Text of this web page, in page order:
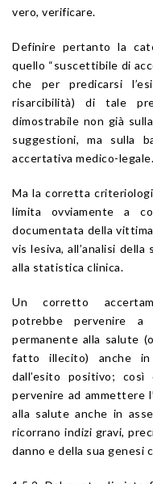
vero, verificare.
Definire pertanto la
quello “suscettibile di
che per predicarsi
risarcibilità) di tale
dimostrabile non già
suggestioni, ma sulla
accertativa medico-legale.
Ma la corretta
limita ovviamente a
documentata della
vis lesiva, all’analisi
alla statistica clinica.
Un corretto
potrebbe pervenire a
permanente alla salute
fatto illecito) anche in
dall’esito positivo; così
pervenire ad ammettere
alla salute anche in
ricorrano indizi gravi,
danno e della sua genesi